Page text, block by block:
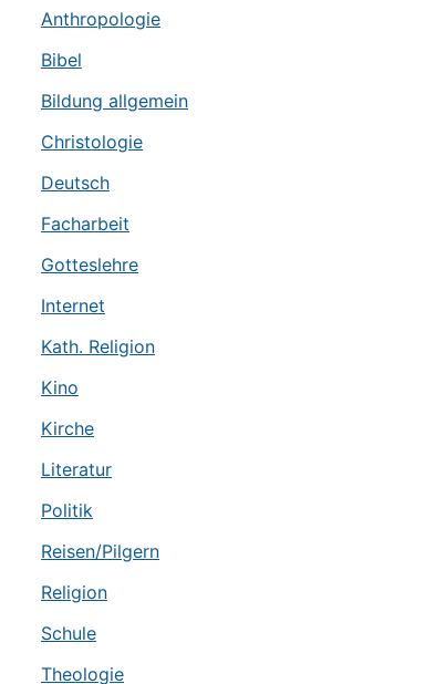
Anthropologie
Bibel
Bildung allgemein
Christologie
Deutsch
Facharbeit
Gotteslehre
Internet
Kath. Religion
Kino
Kirche
Literatur
Politik
Reisen/Pilgern
Religion
Schule
Theologie